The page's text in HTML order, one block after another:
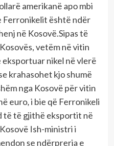
amerikanë apo mbi
Ferronikelit është ndër
në Kosovë.Sipas të
vetëm në vitin
eksportuar nikel në vlerë
krahasohet kjo shumë
nga Kosovë për vitin
euro, i bie që Ferronikeli
të të gjithë eksportit në
Ish-ministri i
se ndërprerja e